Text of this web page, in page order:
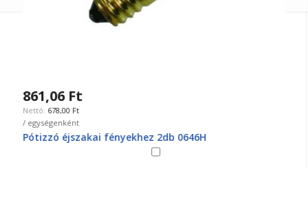
861,06 Ft
678,00 Ft
/ egységenként
Pótizzó éjszakai fényekhez 2db 0646H